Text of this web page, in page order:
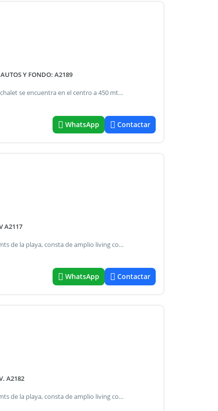
Y FONDO: A2189
Promociones todo el año consulte x dias - semanas.- Este chalet se encuentra en el centro a 450 mts del mar, consta de entrada para autos hasta el fondo, y espacio para 4 autos, jardincito al frente, porch, living con hogar, 2 dormitorios con placards, uno con cama matrimonial y el otro con 1 cucheta para 2 personas y sofacama para 2 personas, cocina completa y una habitación mas con 2 cuchetas para 4 personas, 2 baños. Salida a patio con parrilla, y amplio fondo.- Tiene todos los servicios instalados, inclusive gas natural.- Capacidad: 8 -12 personas.- Disponibilidad: todo el año.-
WhatsApp Contactar
A2117
Promociones todo el año consulte excelente duplex a 70 mts de la playa, consta de amplio living comedor con sofacama, cocina comedor diario grande, con salida a patio amplio privado con parrilla, 2 baños (1 en planta en baja y otro en planta alta) 2 dormitorios amplios con placares (1 con cama matrimonial y el otro con 2 camas superpuestas) consta de un espacio para auto adelante del duplex.- Capacidad: 6 personas.- Disponibilidad: todo el año.-
WhatsApp Contactar
A2182
Promociones todo el año consulte excelente duplex a 70 mts de la playa, consta de amplio living comedor con sofacama, cocina comedor diario grande, con salida a patio amplio privado con parrilla, 2 baños (1 en planta en baja y otro en planta alta) 2 dormitorios amplios con placares (1 con cama matrimonial y el otro con 2 camas superpuestas). Consta de un espacio para auto adelante del duplex.- Capacidad: 6 – 7 personas.- Disponibilidad: fines de semana largo.- Consulte